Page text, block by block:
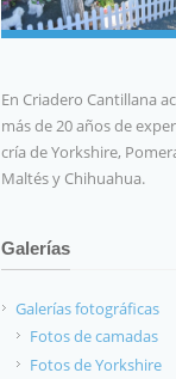
En Criadero Cantillana
más de 20 años de
cría de Yorkshire,
Maltés y Chihuahua.
Galerías
Galerías fotográficas
Fotos de camadas
Fotos de Yorkshire